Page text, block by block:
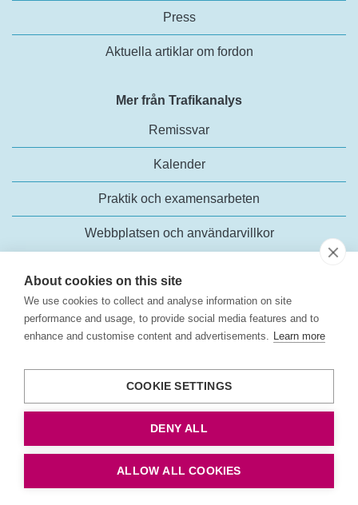
About cookies on this site
We use cookies to collect and analyse information on site
performance and usage, to provide social media features and to
enhance and customise content and advertisements. Learn more
COOKIE SETTINGS
DENY ALL
ALLOW ALL COOKIES
Press
Aktuella artiklar om fordon
Mer från Trafikanalys
Remissvar
Kalender
Praktik och examensarbeten
Webbplatsen och användarvillkor
Rosenlundsgatan 54
118 63 Stockholm
+46 (0)10-414 42 00